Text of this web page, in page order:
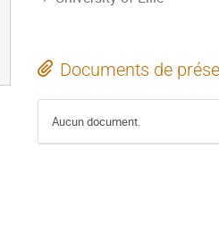
Documents de
Aucun document.